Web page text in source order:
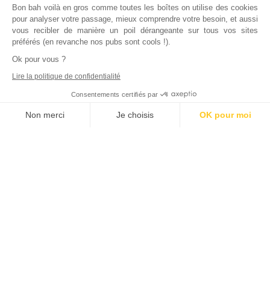
Bon bah voilà en gros comme toutes les boîtes on utilise des cookies
pour analyser votre passage, mieux comprendre votre besoin, et aussi
vous recibler de manière un poil dérangeante sur tous vos sites
préférés (en revanche nos pubs sont cools !).
Ok pour vous ?
Lire la politique de confidentialité
Consentements certifiés par
Non merci Je choisis
OK pour moi